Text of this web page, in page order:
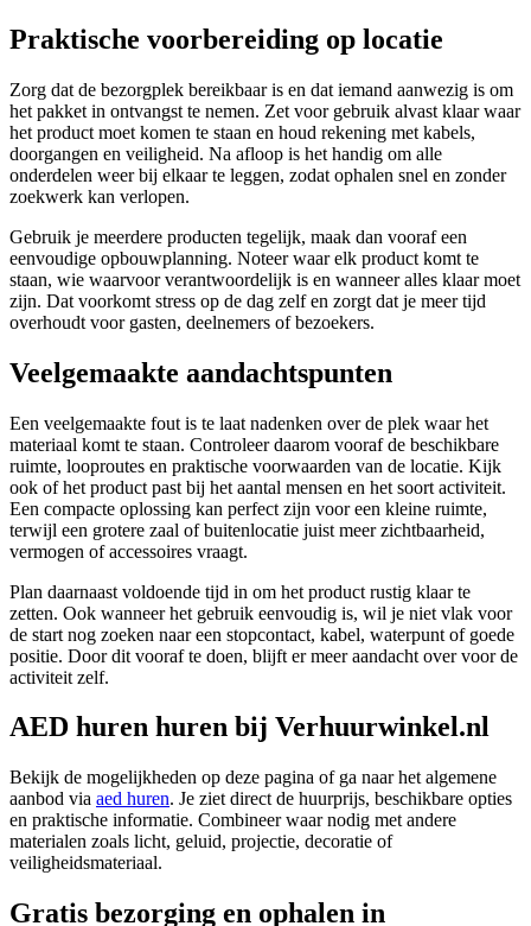
Praktische voorbereiding op locatie
Zorg dat de bezorgplek bereikbaar is en dat iemand aanwezig is om
het pakket in ontvangst te nemen. Zet voor gebruik alvast klaar waar
het product moet komen te staan en houd rekening met kabels,
doorgangen en veiligheid. Na afloop is het handig om alle
onderdelen weer bij elkaar te leggen, zodat ophalen snel en zonder
zoekwerk kan verlopen.
Gebruik je meerdere producten tegelijk, maak dan vooraf een
eenvoudige opbouwplanning. Noteer waar elk product komt te
staan, wie waarvoor verantwoordelijk is en wanneer alles klaar moet
zijn. Dat voorkomt stress op de dag zelf en zorgt dat je meer tijd
overhoudt voor gasten, deelnemers of bezoekers.
Veelgemaakte aandachtspunten
Een veelgemaakte fout is te laat nadenken over de plek waar het
materiaal komt te staan. Controleer daarom vooraf de beschikbare
ruimte, looproutes en praktische voorwaarden van de locatie. Kijk
ook of het product past bij het aantal mensen en het soort activiteit.
Een compacte oplossing kan perfect zijn voor een kleine ruimte,
terwijl een grotere zaal of buitenlocatie juist meer zichtbaarheid,
vermogen of accessoires vraagt.
Plan daarnaast voldoende tijd in om het product rustig klaar te
zetten. Ook wanneer het gebruik eenvoudig is, wil je niet vlak voor
de start nog zoeken naar een stopcontact, kabel, waterpunt of goede
positie. Door dit vooraf te doen, blijft er meer aandacht over voor de
activiteit zelf.
AED huren huren bij Verhuurwinkel.nl
Bekijk de mogelijkheden op deze pagina of ga naar het algemene
aanbod via aed huren. Je ziet direct de huurprijs, beschikbare opties
en praktische informatie. Combineer waar nodig met andere
materialen zoals licht, geluid, projectie, decoratie of
veiligheidsmateriaal.
Gratis bezorging en ophalen in